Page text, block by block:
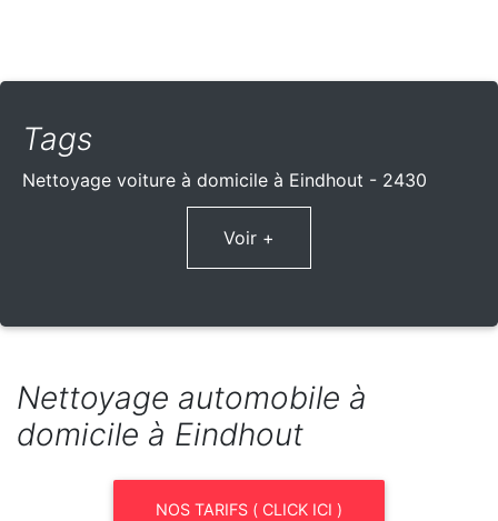
Tags
Nettoyage voiture à domicile à Eindhout - 2430
Voir +
Nettoyage automobile à
domicile à Eindhout
NOS TARIFS ( CLICK ICI )